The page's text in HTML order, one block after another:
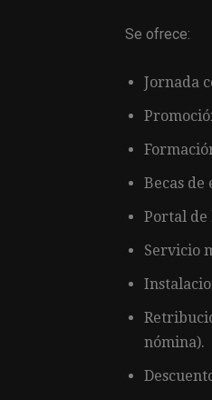
Se ofrece:
Jornada
Becas de
Portal de
Servicio
nómina).